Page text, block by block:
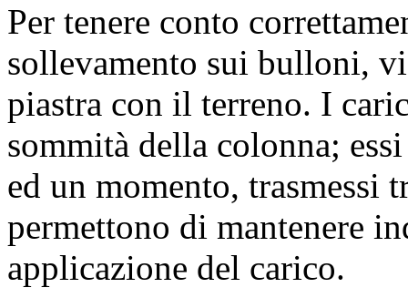
Per tenere conto
sollevamento sui bulloni,
piastra con il terreno. I
sommità della colonna;
ed un momento,
permettono di mantenere
applicazione del carico.